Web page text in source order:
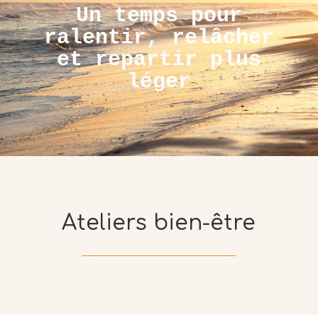
Un temps pour
ralentir, relâcher
et repartir plus
léger
Ateliers bien-être